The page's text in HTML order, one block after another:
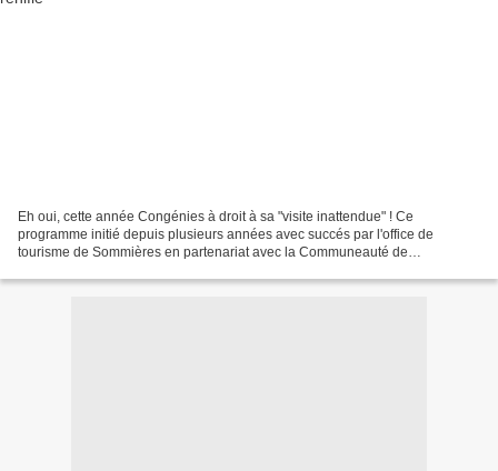
Eh oui, cette année Congénies à droit à sa "visite inattendue" ! Ce
programme initié depuis plusieurs années avec succés par l'office de
tourisme de Sommières en partenariat avec la Communeauté de